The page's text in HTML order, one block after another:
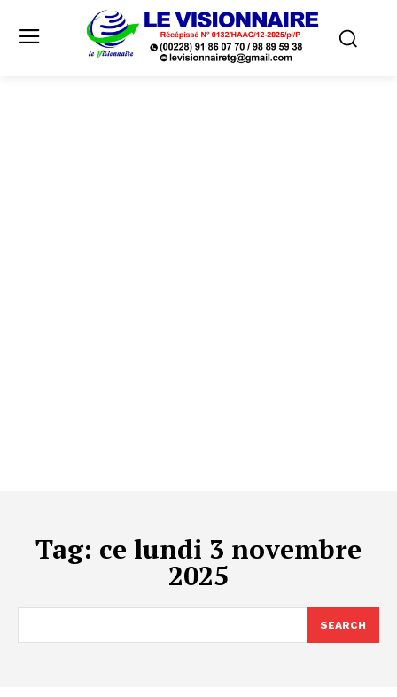
Tag: ce lundi 3 novembre
2025
SEARCH